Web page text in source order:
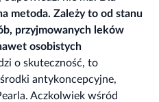
metoda. Zależy to od stanu
przyjmowanych leków
osobistych
o skuteczność, to
antykoncepcyjne,
Aczkolwiek wśród